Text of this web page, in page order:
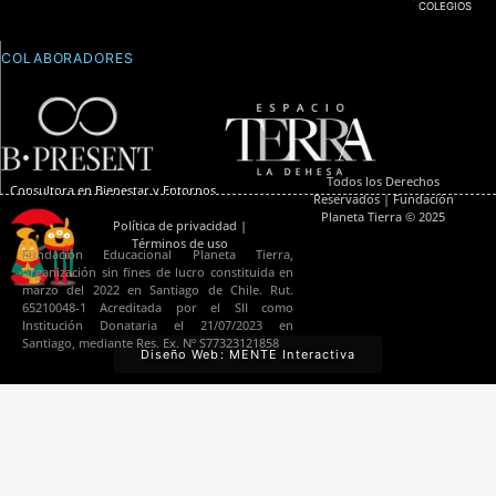
COLEGIOS
COLABORADORES
Consultora en Bienestar y Entornos
Talleres, Cursos y Eventos.
Fundación Educacional Planeta Tierra,
organización sin fines de lucro constituida en
marzo del 2022 en Santiago de Chile. Rut.
65210048-1 Acreditada por el SII como
Institución Donataria el 21/07/2023 en
Santiago, mediante Res. Ex. Nº S77323121858
Política de privacidad |
Términos de uso
Todos los Derechos
Reservados | Fundación
Planeta Tierra © 2025
Diseño Web: MENTE Interactiva